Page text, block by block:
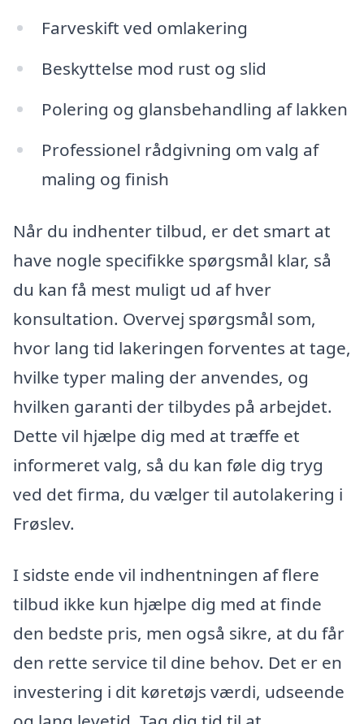
Farveskift ved omlakering
Beskyttelse mod rust og slid
Polering og glansbehandling af lakken
Professionel rådgivning om valg af
maling og finish
Når du indhenter tilbud, er det smart at
have nogle specifikke spørgsmål klar, så
du kan få mest muligt ud af hver
konsultation. Overvej spørgsmål som,
hvor lang tid lakeringen forventes at tage,
hvilke typer maling der anvendes, og
hvilken garanti der tilbydes på arbejdet.
Dette vil hjælpe dig med at træffe et
informeret valg, så du kan føle dig tryg
ved det firma, du vælger til autolakering i
Frøslev.
I sidste ende vil indhentningen af flere
tilbud ikke kun hjælpe dig med at finde
den bedste pris, men også sikre, at du får
den rette service til dine behov. Det er en
investering i dit køretøjs værdi, udseende